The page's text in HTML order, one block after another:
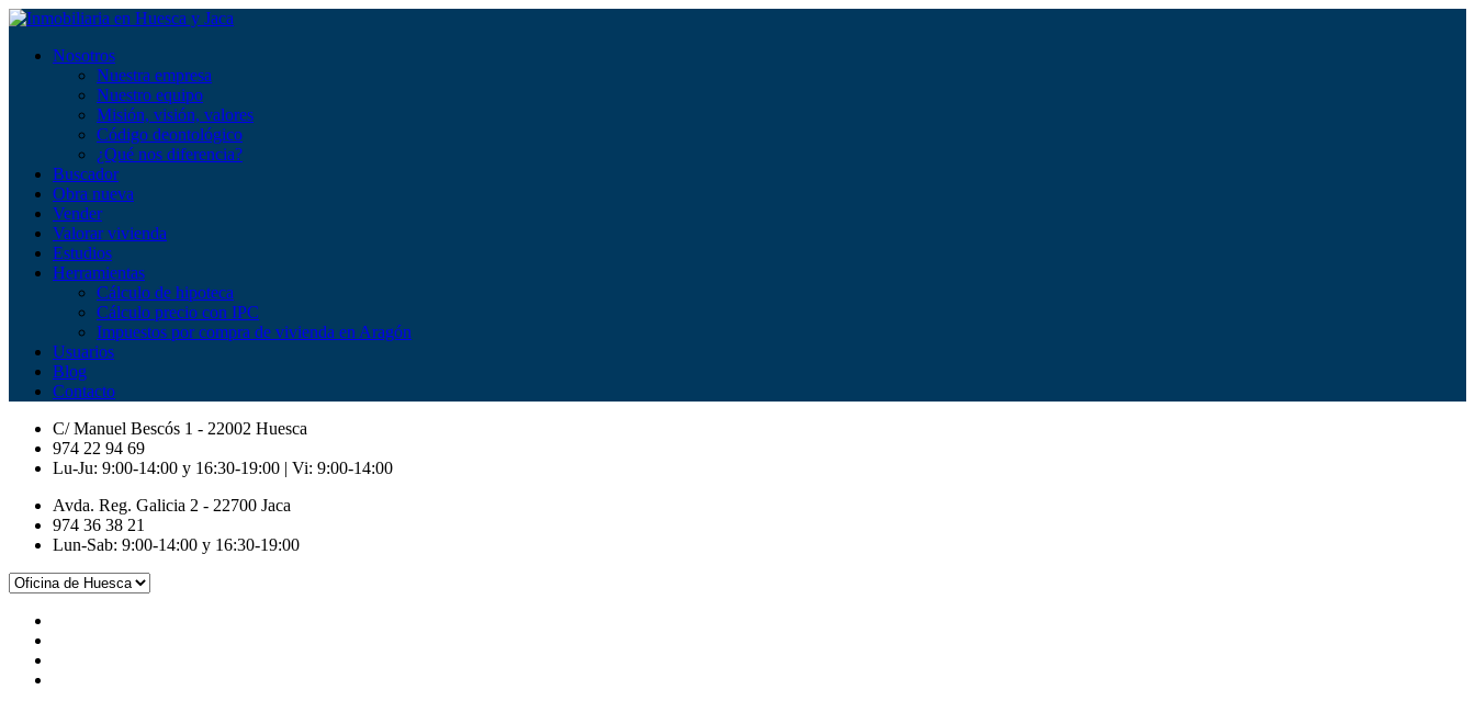
Nosotros
Nuestra empresa
Nuestro equipo
Misión, visión, valores
Código deontológico
¿Qué nos diferencia?
Buscador
Obra nueva
Vender
Valorar vivienda
Estudios
Herramientas
Cálculo de hipoteca
Cálculo precio con IPC
Impuestos por compra de vivienda en Aragón
Usuarios
Blog
Contacto
C/ Manuel Bescós 1 - 22002 Huesca
974 22 94 69
Lu-Ju: 9:00-14:00 y 16:30-19:00 | Vi: 9:00-14:00
Avda. Reg. Galicia 2 - 22700 Jaca
974 36 38 21
Lun-Sab: 9:00-14:00 y 16:30-19:00